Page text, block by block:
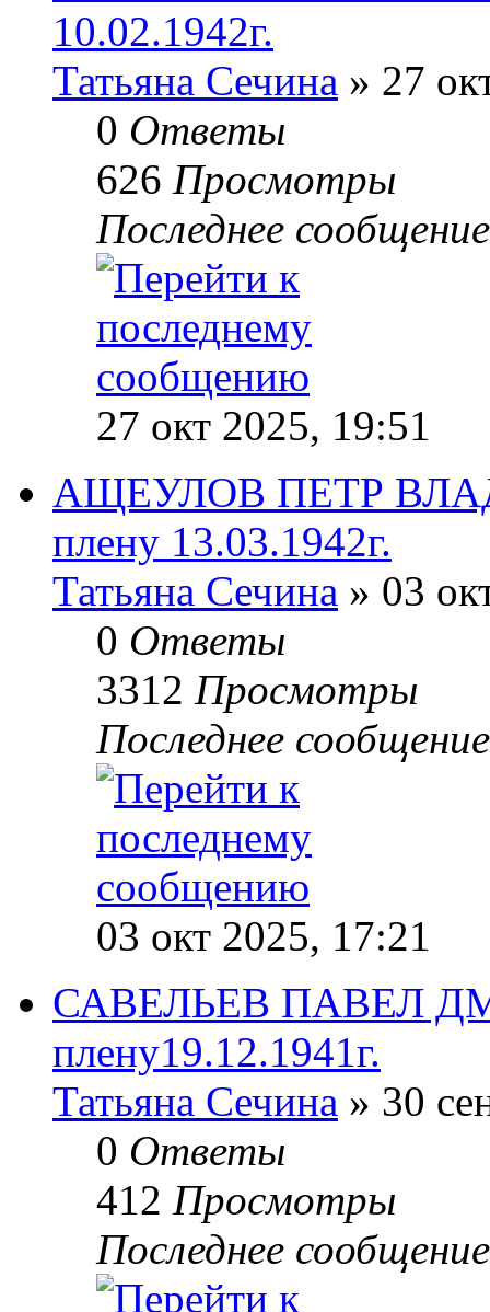
10.02.1942г.
Татьяна Сечина » 27
0 Ответы
626 Просмотры
Последнее
27 окт 2025, 19:51
АЩЕУЛОВ ПЕТР
плену 13.03.1942г.
Татьяна Сечина » 03
0 Ответы
3312 Просмотры
Последнее
03 окт 2025, 17:21
САВЕЛЬЕВ ПАВЕЛ
плену19.12.1941г.
Татьяна Сечина » 30
0 Ответы
412 Просмотры
Последнее